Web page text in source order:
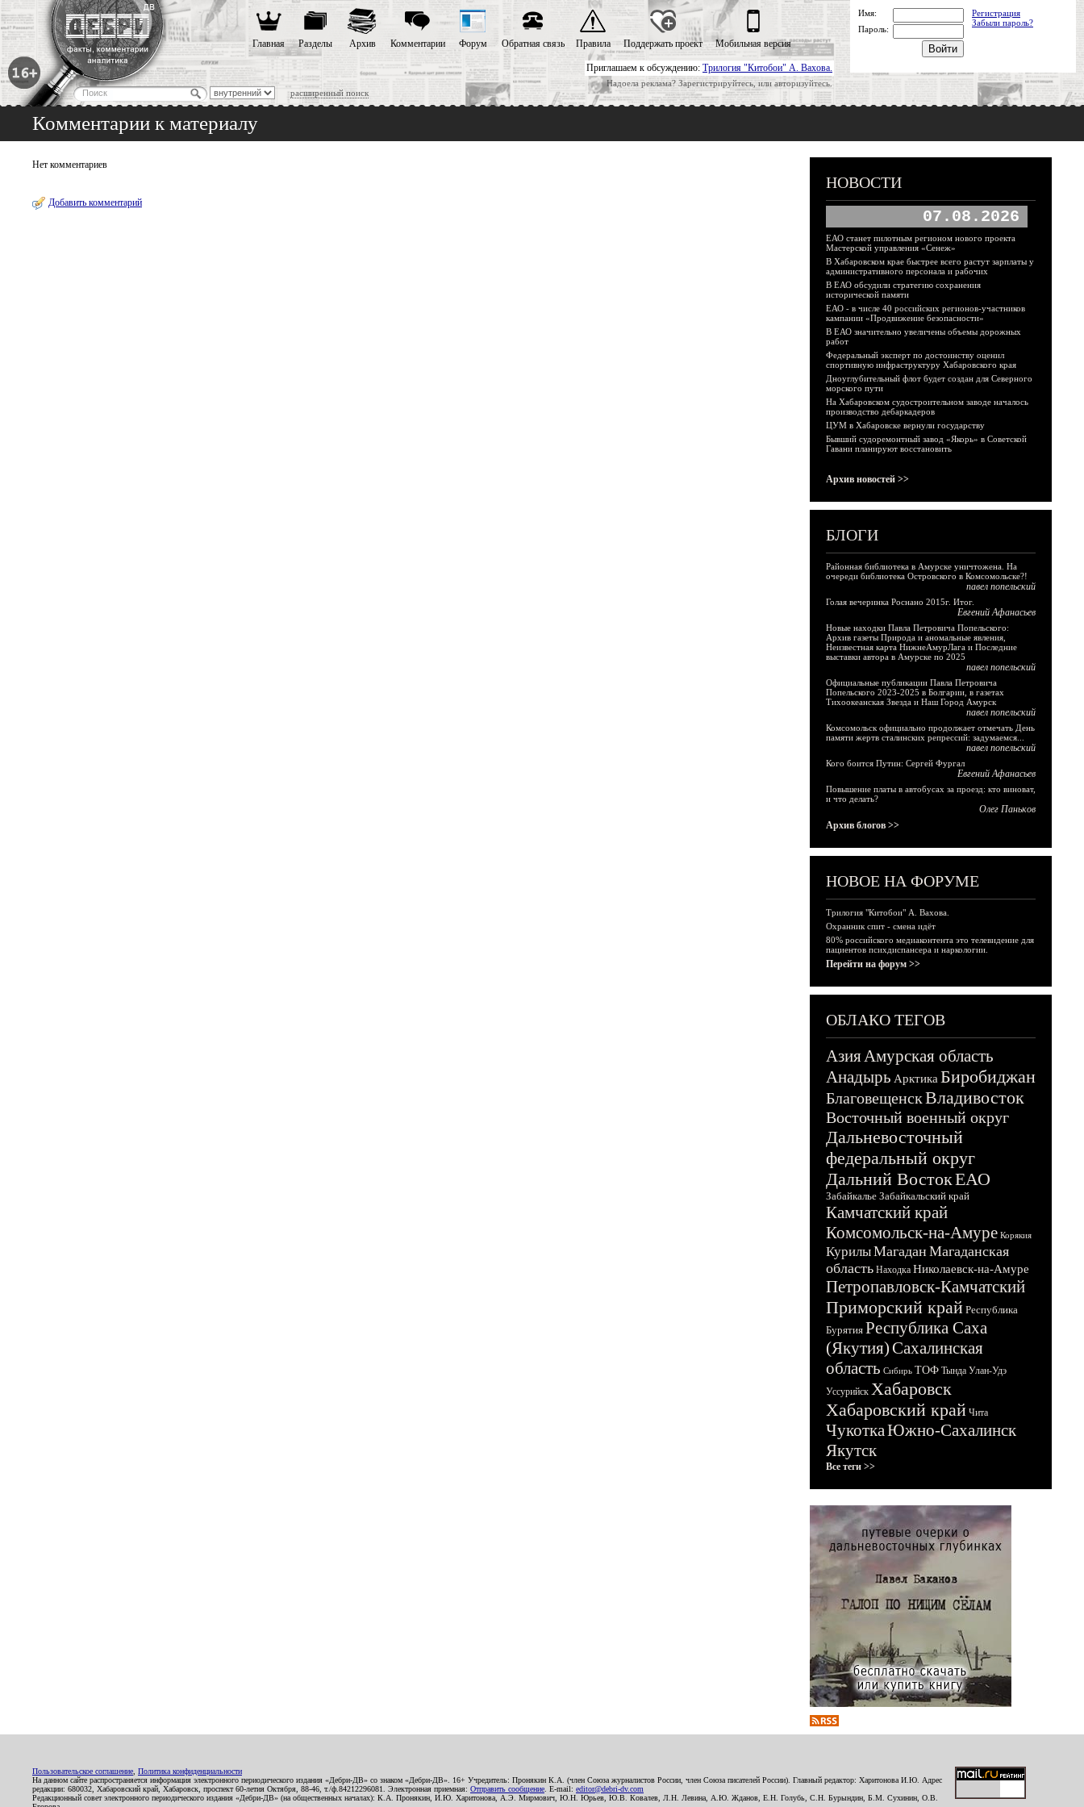
Приглашаем к обсуждению: Трилогия "Китобои" А. Вахова.
Надоела реклама? Зарегистрируйтесь, или авторизуйтесь.
расширенный поиск
Главная Разделы Архив Комментарии Форум Обратная связь Правила Поддержать проект Мобильная версия
Имя:
Регистрация
Забыли пароль?
Пароль:
Комментарии к материалу
Нет комментариев
Добавить комментарий
НОВОСТИ
07.08.2026
ЕАО станет пилотным регионом нового проекта
Мастерской управления «Сенеж»
В Хабаровском крае быстрее всего растут зарплаты у
административного персонала и рабочих
В ЕАО обсудили стратегию сохранения
исторической памяти
ЕАО - в числе 40 российских регионов-участников
кампании «Продвижение безопасности»
В ЕАО значительно увеличены объемы дорожных
работ
Федеральный эксперт по достоинству оценил
спортивную инфраструктуру Хабаровского края
Дноуглубительный флот будет создан для Северного
морского пути
На Хабаровском судостроительном заводе началось
производство дебаркадеров
ЦУМ в Хабаровске вернули государству
Бывший судоремонтный завод «Якорь» в Советской
Гавани планируют восстановить
Архив новостей >>
БЛОГИ
Районная библиотека в Амурске уничтожена. На
очереди библиотека Островского в Комсомольске?!
павел попельский
Голая вечеринка Роснано 2015г. Итог.
Евгений Афанасьев
Новые находки Павла Петровича Попельского:
Архив газеты Природа и аномальные явления,
Неизвестная карта НижнеАмурЛага и Последние
выставки автора в Амурске по 2025
павел попельский
Официальные публикации Павла Петровича
Попельского 2023-2025 в Болгарии, в газетах
Тихоокеанская Звезда и Наш Город Амурск
павел попельский
Комсомольск официально продолжает отмечать День
памяти жертв сталинских репрессий: задумаемся...
павел попельский
Кого боится Путин: Сергей Фургал
Евгений Афанасьев
Повышение платы в автобусах за проезд: кто виноват,
и что делать?
Олег Паньков
Архив блогов >>
НОВОЕ НА ФОРУМЕ
Трилогия "Китобои" А. Вахова.
Охранник спит - смена идёт
80% российского медиаконтента это телевидение для
пациентов психдиспансера и наркологии.
Перейти на форум >>
ОБЛАКО ТЕГОВ
АзияАмурская область
Анадырь Арктика Биробиджан
БлаговещенскВладивосток
Восточный военный округ
Дальневосточный
федеральный округ
Дальний ВостокЕАО
Забайкалье Забайкальский край
Камчатский край
Комсомольск-на-Амуре Корякия
КурилыМагадан Магаданская
область Находка Николаевск-на-Амуре
Петропавловск-Камчатский
Приморский край Республика
Бурятия Республика Саха
(Якутия)Сахалинская
область Сибирь ТОФ Тында Улан-Удэ
Уссурийск Хабаровск
Хабаровский край Чита
ЧукоткаЮжно-Сахалинск
Якутск
Все теги >>
Пользовательское соглашение Политика конфиденциальности
На данном сайте распространяется информация электронного периодического издания «Дебри-ДВ» со знаком «Дебри-ДВ». 16+ Учредитель: Пронякин К.А. (член Союза журналистов России, член Союза писателей России). Главный редактор: Харитонова И.Ю. Адрес
редакции: 680032, Хабаровский край, Хабаровск, проспект 60-летия Октября, 88-46, т./ф.84212296081. Электронная приемная: Отправить сообщение . E-mail: editor@debri-dv.com
Редакционный совет электронного периодического издания «Дебри-ДВ» (на общественных началах): К.А. Пронякин, И.Ю. Харитонова, А.Э. Мирмович, Ю.Н. Юрьев, Ю.В. Ковалев, Л.Н. Левина, А.Ю. Жданов, Е.Н. Голубь, С.Н. Бурындин, Б.М. Сухинин, О.В.